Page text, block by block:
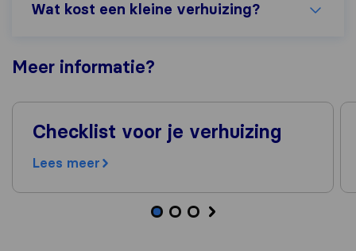
Wat kost een kleine verhuizing?
Meer informatie?
Checklist voor je verhuizing
Lees meer